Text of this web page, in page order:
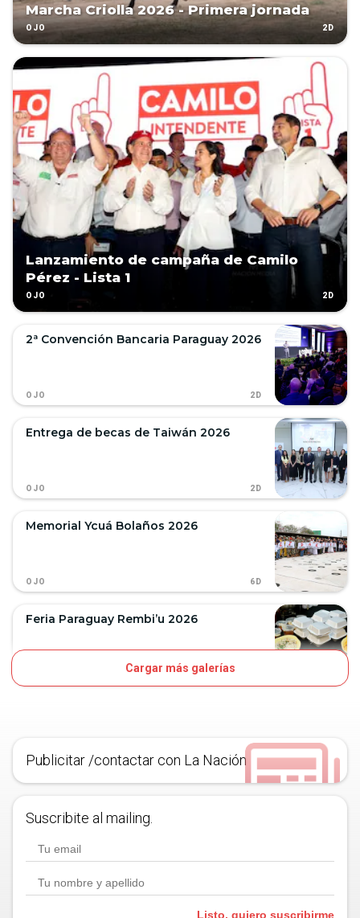
Marcha Criolla 2026 - Primera jornada
OJO 2D
Lanzamiento de campaña de Camilo
Pérez - Lista 1
OJO 2D
2ª Convención Bancaria Paraguay 2026
OJO 2D
Entrega de becas de Taiwán 2026
OJO 2D
Memorial Ycuá Bolaños 2026
OJO 6D
Feria Paraguay Rembi’u 2026
Cargar más galerías
Publicitar /contactar con La Nación
Suscribite al mailing.
Listo, quiero suscribirme